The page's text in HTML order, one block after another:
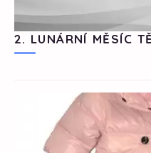
2. LUNÁRNÍ MĚSÍC